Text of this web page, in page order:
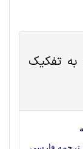
به تفکیک